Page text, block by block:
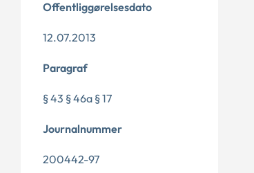
Offentliggørelsesdato
12.07.2013
Paragraf
§ 43 § 46a § 17
Journalnummer
200442-97